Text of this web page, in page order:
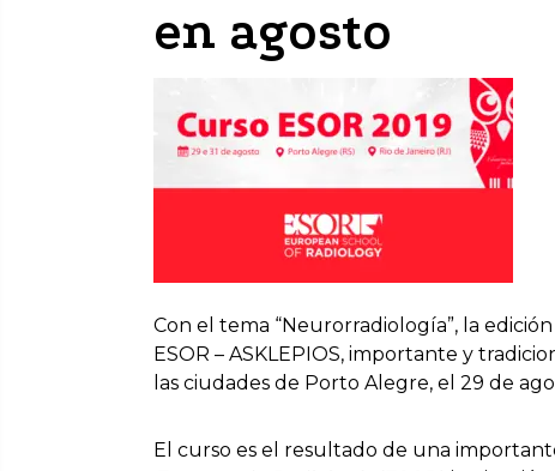
en agosto
Con el tema “Neurorradiología”, la
ESOR – ASKLEPIOS, importante y
las ciudades de Porto Alegre, el 29 de
El curso es el resultado de una